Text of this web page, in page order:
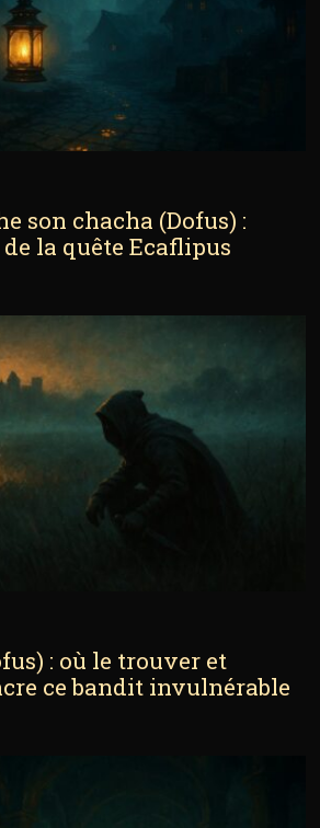
son chacha (Dofus) :
la quête Ecaflipus
: où le trouver et
ce bandit invulnérable